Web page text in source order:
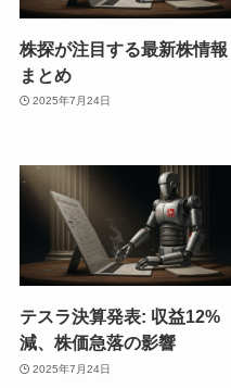
株探が注目する最新株情報
まとめ
2025年7月24日
テスラ決算発表: 収益12%
減、株価急落の影響
2025年7月24日